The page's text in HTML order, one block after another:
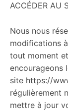
ACCÉDER AU
Nous nous
modifications
tout moment
encourageons
site https://
régulièrement
mettre à jour